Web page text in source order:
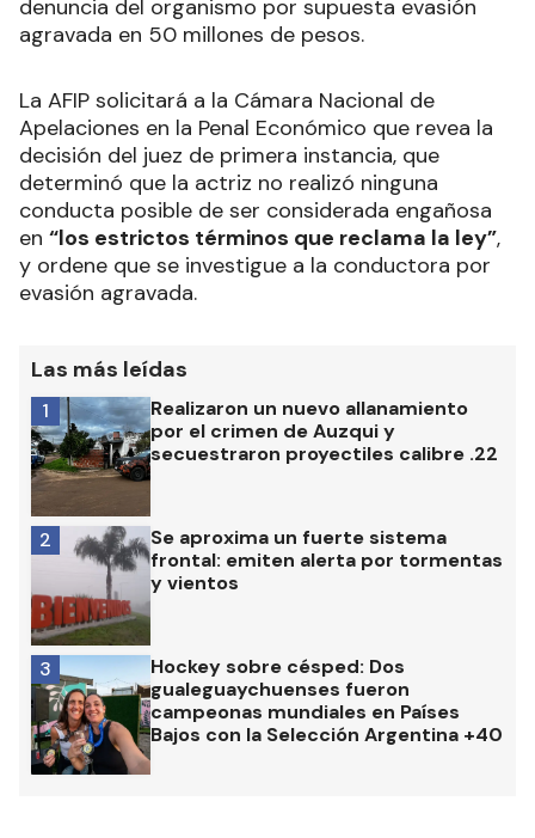
denuncia del organismo por supuesta evasión
agravada en 50 millones de pesos.
La AFIP solicitará a la Cámara Nacional de
Apelaciones en la Penal Económico que revea la
decisión del juez de primera instancia, que
determinó que la actriz no realizó ninguna
conducta posible de ser considerada engañosa
en “los estrictos términos que reclama la ley”,
y ordene que se investigue a la conductora por
evasión agravada.
Las más leídas
Realizaron un nuevo allanamiento
por el crimen de Auzqui y
secuestraron proyectiles calibre .22
1
Se aproxima un fuerte sistema
frontal: emiten alerta por tormentas
y vientos
2
Hockey sobre césped: Dos
gualeguaychuenses fueron
campeonas mundiales en Países
Bajos con la Selección Argentina +40
3